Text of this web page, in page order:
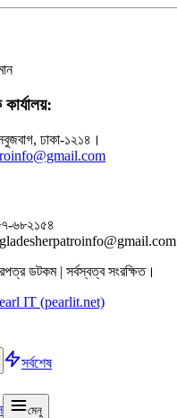
কার্যালয়:
ঢাকা-১২১৪।
৬৮২১৫৪
ডটকম | সর্বস্বত্ব সংরক্ষিত।
IT (pearlit.net)
সর্বশেষ
মেনু